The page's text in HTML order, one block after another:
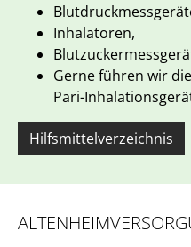
Inhalatoren,
Gerne führen wir
Pari-
Hilfsmittelverzeichnis